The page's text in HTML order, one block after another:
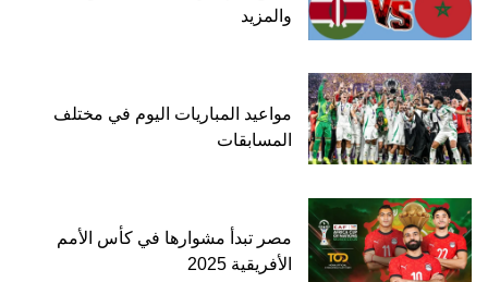
والمزيد
مواعيد المباريات اليوم في مختلف
المسابقات
مصر تبدأ مشوارها في كأس الأمم
الأفريقية 2025